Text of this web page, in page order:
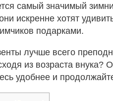
самый значимый
искренне хотят
подарками.
лучше всего
из возраста
удобнее и